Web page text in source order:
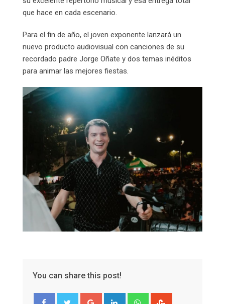
que hace en cada escenario.
Para el fin de año, el joven exponente lanzará un
nuevo producto audiovisual con canciones de su
recordado padre Jorge Oñate y dos temas inéditos
para animar las mejores fiestas.
You can share this post!
Google+ LinkedIn Whatsapp